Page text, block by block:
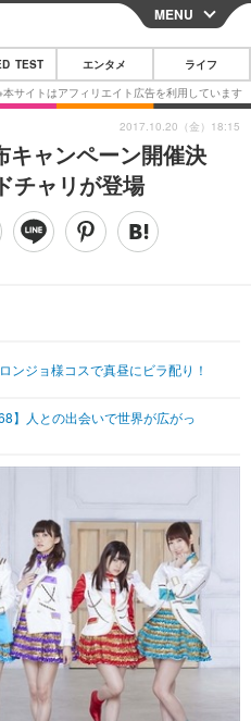
CLOSE
スマートフォン
その他
映画・ドラマ
ブログ
その他
MENU
TEST エンタメ ライフ
ャンペーン開催決
チャリが登場
ンジョ様コスで真昼にビラ配り！
】人との出会いで世界が広がっ
2017.10.20（金）18:15